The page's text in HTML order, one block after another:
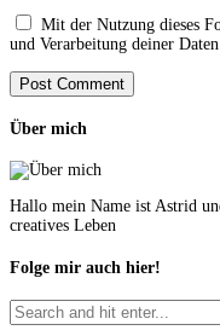
Mit der Nutzung dieses
und Verarbeitung deiner
Über mich
Hallo mein Name ist Astrid
creatives Leben
Folge mir auch hier!